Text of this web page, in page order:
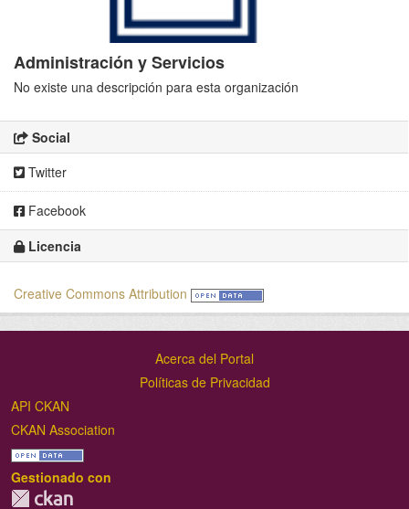
Administración y Servicios
No existe una descripción para esta organización
Social
Twitter
Facebook
Licencia
Creative Commons Attribution
Acerca del Portal
Políticas de Privacidad
API CKAN
CKAN Association
Gestionado con